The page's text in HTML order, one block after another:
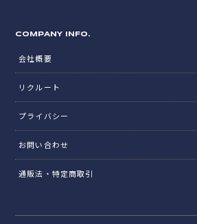
COMPANY INFO.
会社概要
リクルート
プライバシー
お問い合わせ
通販法・特定商取引